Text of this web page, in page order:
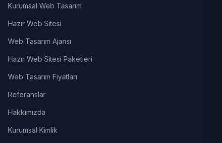
Kurumsal Web Tasarım
Hazır Web Sitesi
Web Tasarım Ajansı
Hazır Web Sitesi Paketleri
Web Tasarım Fiyatları
Referanslar
Hakkımızda
Kurumsal Kimlik